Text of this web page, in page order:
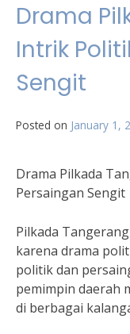
Drama
Intrik
Sengit
Posted on January 1,
Drama Pilkada
Persaingan Sengit
Pilkada
karena drama
politik dan
pemimpin daerah
di berbagai